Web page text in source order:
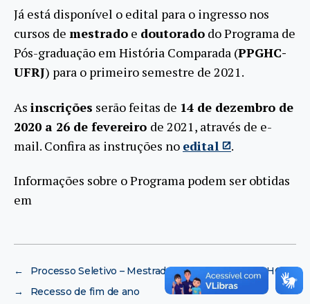
Já está disponível o edital para o ingresso nos
cursos de mestrado e doutorado do Programa de
Pós-graduação em História Comparada (PPGHC-
UFRJ) para o primeiro semestre de 2021.
As inscrições serão feitas de 14 de dezembro de
2020 a 26 de fevereiro de 2021, através de e-
mail. Confira as instruções no edital .
Informações sobre o Programa podem ser obtidas
em
←
Processo Seletivo – Mestrado e Doutorado – PPGHC
→
Recesso de fim de ano